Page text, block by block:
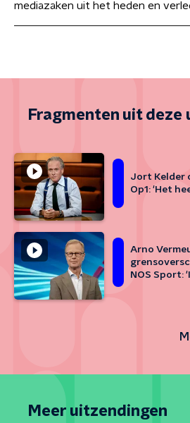
mediazaken uit het heden en
Fragmenten uit deze
Jort Kelder
Op1: 'Het
Arno
NOS Sport:
Meer uitzendingen